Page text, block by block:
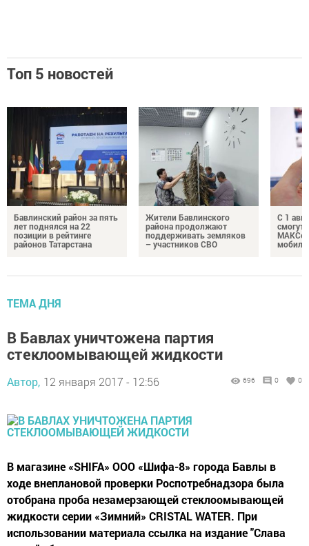
Топ 5 новостей
Бавлинский район за пять
лет поднялся на 22
позиции в рейтинге
районов Татарстана
Жители Бавлинского
района продолжают
поддерживать земляков
– участников СВО
С 1
смогут
МАКСом
ТЕМА ДНЯ
В Бавлах уничтожена партия
стеклоомывающей жидкости
Автор, 12 января 2017 - 12:56 696 0 0
В магазине «SHIFA» ООО «Шифа-8» города Бавлы в
ходе внеплановой проверки Роспотребнадзора была
отобрана проба незамерзающей стеклоомывающей
жидкости серии «Зимний» CRISTAL WATER. При
использовании материала ссылка на издание "Слава